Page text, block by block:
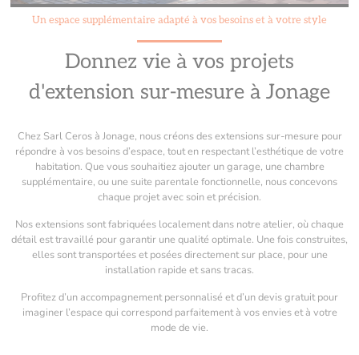
Un espace supplémentaire adapté à vos besoins et à votre style
Donnez vie à vos projets
d'extension sur-mesure à Jonage
Chez Sarl Ceros à Jonage, nous créons des extensions sur-mesure pour
répondre à vos besoins d’espace, tout en respectant l’esthétique de votre
habitation. Que vous souhaitiez ajouter un garage, une chambre
supplémentaire, ou une suite parentale fonctionnelle, nous concevons
chaque projet avec soin et précision.
Nos extensions sont fabriquées localement dans notre atelier, où chaque
détail est travaillé pour garantir une qualité optimale. Une fois construites,
elles sont transportées et posées directement sur place, pour une
installation rapide et sans tracas.
Profitez d’un accompagnement personnalisé et d’un devis gratuit pour
imaginer l’espace qui correspond parfaitement à vos envies et à votre
mode de vie.